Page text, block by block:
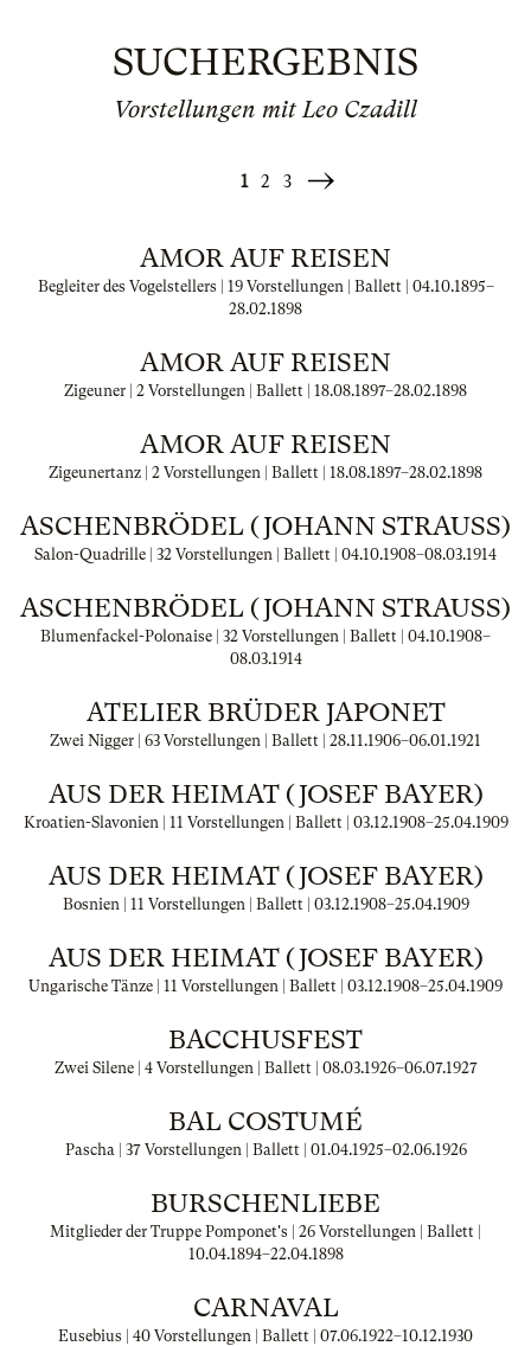
SUCHERGEBNIS
Vorstellungen mit Leo Czadill
1 2 3
Weiter
AMOR AUF REISEN
Begleiter des Vogelstellers | 19 Vorstellungen | Ballett | 04.10.1895–
28.02.1898
AMOR AUF REISEN
Zigeuner | 2 Vorstellungen | Ballett | 18.08.1897–28.02.1898
AMOR AUF REISEN
Zigeunertanz | 2 Vorstellungen | Ballett | 18.08.1897–28.02.1898
ASCHENBRÖDEL (JOHANN STRAUSS)
Salon-Quadrille | 32 Vorstellungen | Ballett | 04.10.1908–08.03.1914
ASCHENBRÖDEL (JOHANN STRAUSS)
Blumenfackel-Polonaise | 32 Vorstellungen | Ballett | 04.10.1908–
08.03.1914
ATELIER BRÜDER JAPONET
Zwei Nigger | 63 Vorstellungen | Ballett | 28.11.1906–06.01.1921
AUS DER HEIMAT (JOSEF BAYER)
Kroatien-Slavonien | 11 Vorstellungen | Ballett | 03.12.1908–25.04.1909
AUS DER HEIMAT (JOSEF BAYER)
Bosnien | 11 Vorstellungen | Ballett | 03.12.1908–25.04.1909
AUS DER HEIMAT (JOSEF BAYER)
Ungarische Tänze | 11 Vorstellungen | Ballett | 03.12.1908–25.04.1909
BACCHUSFEST
Zwei Silene | 4 Vorstellungen | Ballett | 08.03.1926–06.07.1927
BAL COSTUMÉ
Pascha | 37 Vorstellungen | Ballett | 01.04.1925–02.06.1926
BURSCHENLIEBE
Mitglieder der Truppe Pomponet's | 26 Vorstellungen | Ballett |
10.04.1894–22.04.1898
CARNAVAL
Eusebius | 40 Vorstellungen | Ballett | 07.06.1922–10.12.1930